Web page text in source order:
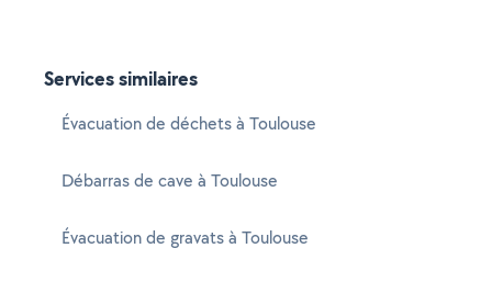
Services similaires
Évacuation de déchets à Toulouse
Débarras de cave à Toulouse
Évacuation de gravats à Toulouse